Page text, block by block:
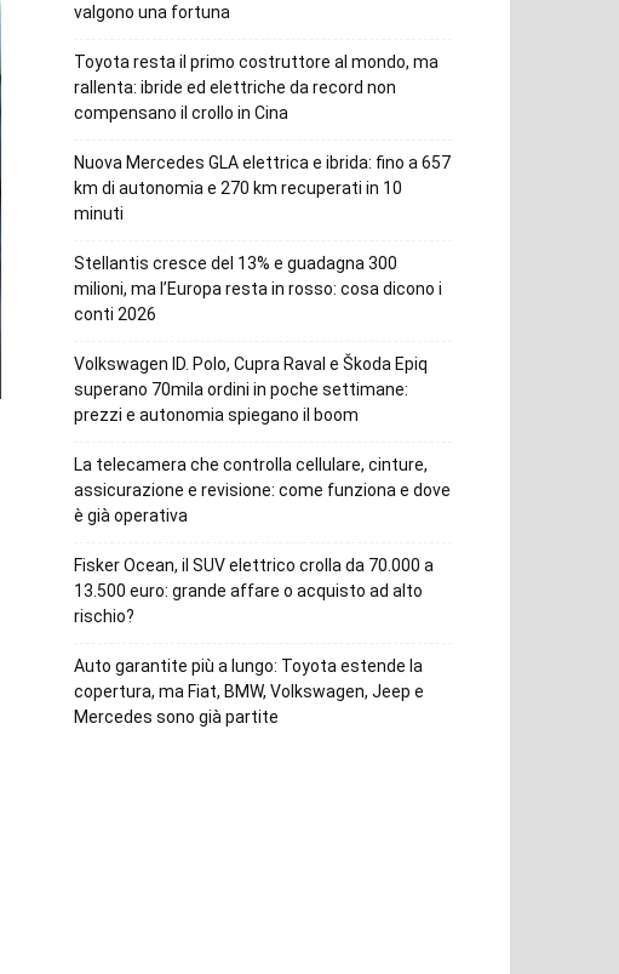
valgono una fortuna
Toyota resta il primo costruttore al mondo, ma
rallenta: ibride ed elettriche da record non
compensano il crollo in Cina
Nuova Mercedes GLA elettrica e ibrida: fino a 657
km di autonomia e 270 km recuperati in 10
minuti
Stellantis cresce del 13% e guadagna 300
milioni, ma l’Europa resta in rosso: cosa dicono i
conti 2026
Volkswagen ID. Polo, Cupra Raval e Škoda Epiq
superano 70mila ordini in poche settimane:
prezzi e autonomia spiegano il boom
La telecamera che controlla cellulare, cinture,
assicurazione e revisione: come funziona e dove
è già operativa
Fisker Ocean, il SUV elettrico crolla da 70.000 a
13.500 euro: grande affare o acquisto ad alto
rischio?
Auto garantite più a lungo: Toyota estende la
copertura, ma Fiat, BMW, Volkswagen, Jeep e
Mercedes sono già partite